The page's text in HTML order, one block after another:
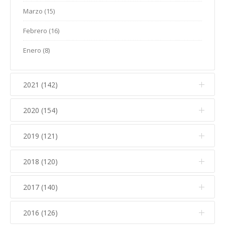
Marzo (15)
Febrero (16)
Enero (8)
2021 (142)
Diciembre (6)
Noviembre (16)
Octubre (9)
Septiembre (6)
Agosto (8)
Julio (6)
2020 (154)
Diciembre (8)
Noviembre (9)
Octubre (14)
Septiembre (7)
Agosto (6)
2019 (121)
Diciembre (10)
Noviembre (20)
Octubre (14)
2018 (120)
Diciembre (8)
Noviembre (15)
2017 (140)
Diciembre (6)
2016 (126)